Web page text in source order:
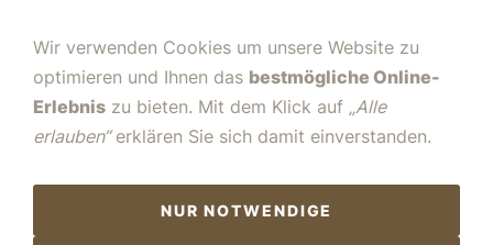
Wir verwenden Cookies um unsere Website zu
optimieren und Ihnen das bestmögliche Online-
Erlebnis zu bieten. Mit dem Klick auf „Alle
erlauben“erklären Sie sich damit einverstanden.
NUR NOTWENDIGE